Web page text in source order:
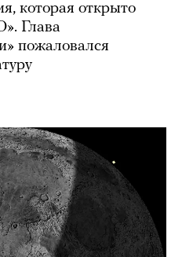
которая открыто
Глава
пожаловался